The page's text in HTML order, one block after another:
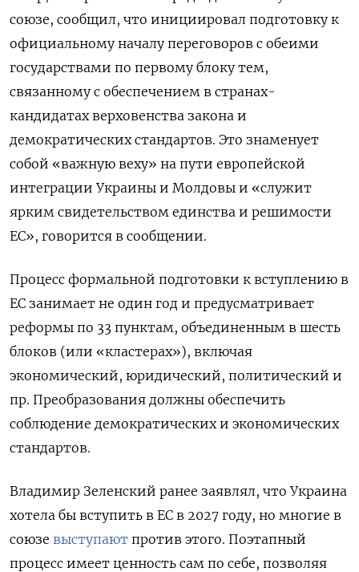
союзе, сообщил, что инициировал подготовку к
официальному началу переговоров с обеими
государствами по первому блоку тем,
связанному с обеспечением в странах-
кандидатах верховенства закона и
демократических стандартов. Это знаменует
собой «важную веху» на пути европейской
интеграции Украины и Молдовы и «служит
ярким свидетельством единства и решимости
ЕС», говорится в сообщении.
Процесс формальной подготовки к вступлению в
ЕС занимает не один год и предусматривает
реформы по 33 пунктам, объединенным в шесть
блоков (или «кластерах»), включая
экономический, юридический, политический и
пр. Преобразования должны обеспечить
соблюдение демократических и экономических
стандартов.
Владимир Зеленский ранее заявлял, что Украина
хотела бы вступить в ЕС в 2027 году, но многие в
союзе выступают против этого. Поэтапный
процесс имеет ценность сам по себе, позволяя